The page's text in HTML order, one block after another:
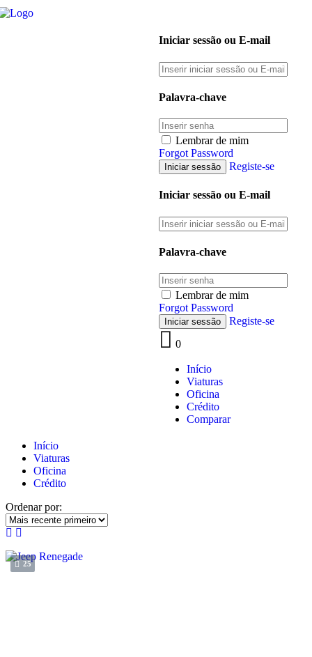
Iniciar sessão ou E-mail
Palavra-chave
Lembrar de mim
Forgot Password
Registe-se
Iniciar sessão ou E-mail
Palavra-chave
Lembrar de mim
Forgot Password
Registe-se
0
Início
Viaturas
Oficina
Crédito
Comparar
Início
Viaturas
Oficina
Crédito
Ordenar por:
25